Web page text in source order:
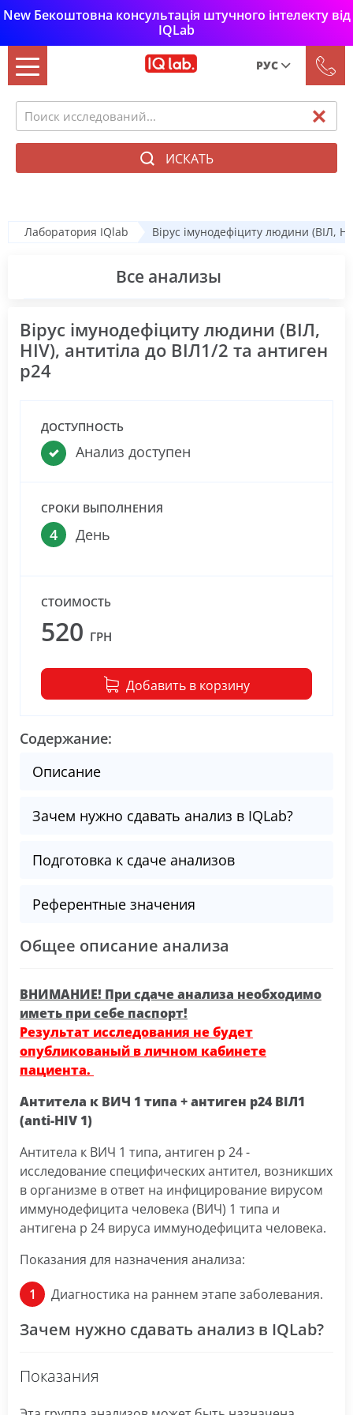
New Бекоштовна консультація штучного інтелекту від
IQLab
РУС
Укр
ИСКАТЬ
Лаборатория IQlab Вірус імунодефіциту людини (ВІЛ,
Все анализы
Вірус імунодефіциту людини (ВІЛ,
HIV), антитіла до ВІЛ1/2 та антиген
р24
ДОСТУПНОСТЬ
Анализ доступен
СРОКИ ВЫПОЛНЕНИЯ
4 День
СТОИМОСТЬ
520 ГРН
Добавить в корзину
Содержание:
Описание
Зачем нужно сдавать анализ в IQLab?
Подготовка к сдаче анализов
Референтные значения
Общее описание анализа
ВНИМАНИЕ! При сдаче анализа необходимо
иметь при себе паспорт!
Результат исследования не будет
опубликованый в личном кабинете
пациента.
Антитела к ВИЧ 1 типа + антиген р24 ВІЛ1
(anti-HIV 1)
Антитела к ВИЧ 1 типа, антиген p 24 -
исследование специфических антител, возникших
в организме в ответ на инфицирование вирусом
иммунодефицита человека (ВИЧ) 1 типа и
антигена p 24 вируса иммунодефицита человека.
Показания для назначения анализа:
Диагностика на раннем этапе заболевания.
Зачем нужно сдавать анализ в IQLab?
Показания